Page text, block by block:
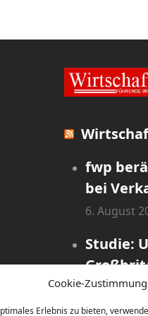
Cookie-
Erlebnis zu bieten,
fwp
bei
6. August
Studie:
Rennen